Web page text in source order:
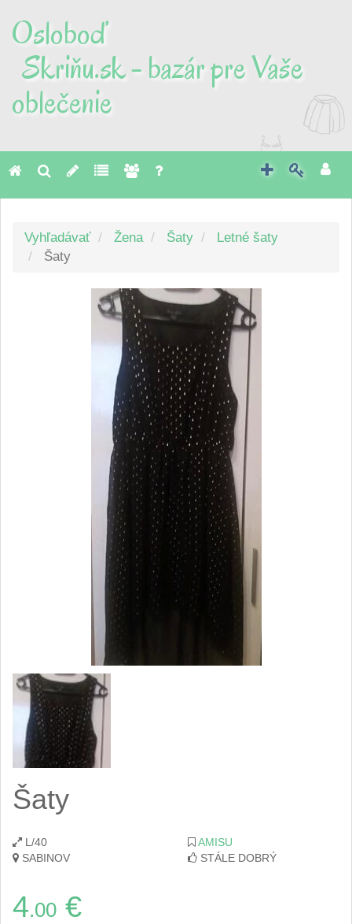
Osloboď
Skriňu.sk - bazár pre Vaše
oblečenie
Vyhľadávať Žena Šaty
Letné šaty
Šaty
Šaty
L/40
AMISU
SABINOV
STÁLE DOBRÝ
4.00 €